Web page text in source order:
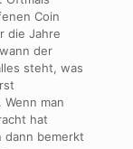
Coin
die Jahre
der
steht, was
man
hat
dann bemerkt